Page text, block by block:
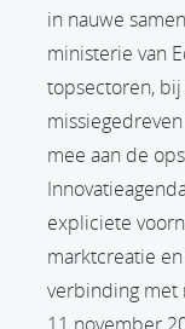
in nauwe
ministerie van
topsectoren,
mee aan de
expliciete
marktcreatie
verbinding met